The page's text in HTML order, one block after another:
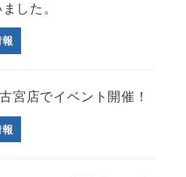
した。
宮店でイベント開催！